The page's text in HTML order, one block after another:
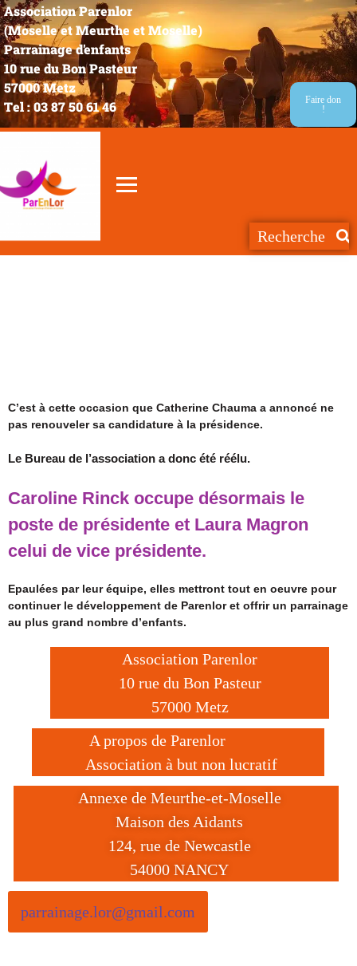
Association Parenlor
(Moselle et Meurthe et Moselle)
Parrainage d'enfants
10 rue du Bon Pasteur
57000 Metz
Tel : 03 87 50 61 46
Faire don
!
C’est à cette occasion que Catherine Chauma a annoncé ne
pas renouveler sa candidature à la présidence.
Le Bureau de l’association a donc été réélu.
Caroline Rinck occupe désormais le
poste de présidente et Laura Magron
celui de vice présidente.
Epaulées par leur équipe, elles mettront tout en oeuvre pour
continuer le développement de Parenlor et offrir un parrainage
au plus grand nombre d’enfants.
Association Parenlor
10 rue du Bon Pasteur
57000 Metz
A propos de Parenlor
Association à but non lucratif
Annexe de Meurthe-et-Moselle
Maison des Aidants
124, rue de Newcastle
54000 NANCY
parrainage.lor@gmail.com